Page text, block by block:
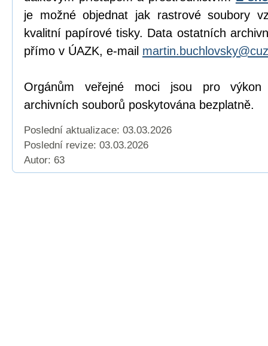
je možné objednat jak rastrové soubory
kvalitní papírové tisky. Data ostatních
přímo v ÚAZK, e-mail
Orgánům veřejné moci jsou pro výkon
archivních souborů poskytována bezplatně.
Poslední aktualizace: 03.03.2026
Poslední revize: 03.03.2026
Autor: 63